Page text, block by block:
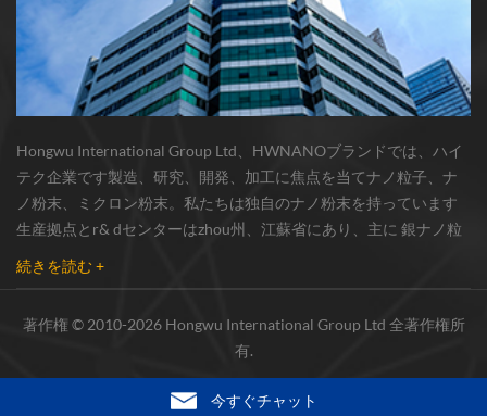
Hongwu International Group Ltd、HWNANOブランドでは、ハイ
テク企業です製造、研究、開発、加工に焦点を当てナノ粒子、ナ
ノ粉末、ミクロン粉末。私たちは独自のナノ粉末を持っています
生産拠点とr& dセンターはzhou州、江蘇省にあり、主に 銀ナノ粒
子 、 銅ナノ粒子 、 炭化ケイ素ウィスカー/粉末 、 カーボンナノチ
ューブ 、 グラフェン 、 酸化アルミニウムナノ粒子 、 窒化ケイ素
体向けの大量注文 我々はよく知られた研究に密接に協力した大
学、国内有数の技術工場と国立研究所、市場の実用的要求のため
と品質システムが完成した常に。 高い品質...
続きを読む +
著作権 © 2010-2026 Hongwu International Group Ltd 全著作権所
有.
今すぐチャット